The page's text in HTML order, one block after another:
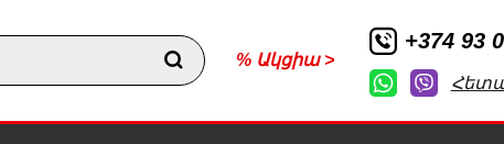
% Ակցիա >
+374 93